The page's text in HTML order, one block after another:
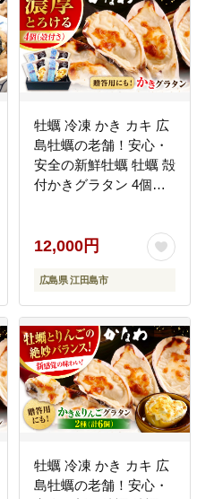
牡蠣 冷凍 かき カキ 広
島牡蠣の老舗！安心・
安全の新鮮牡蠣 牡蠣 殻
付かきグラタン 4個入
市/株式会社かなわ
12,000円
広島県 江田島市
牡蠣 冷凍 かき カキ 広
島牡蠣の老舗！安心・